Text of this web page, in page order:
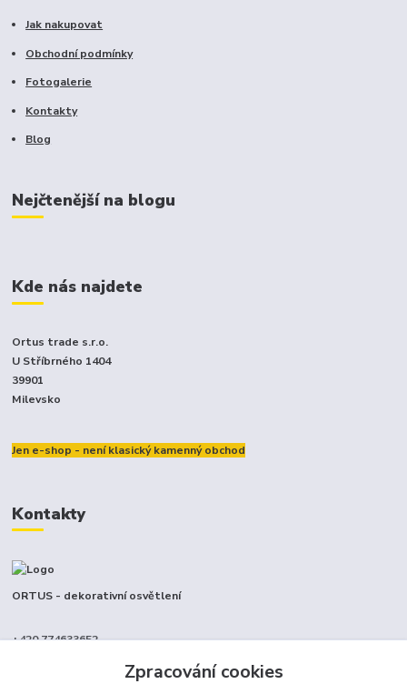
Jak nakupovat
Obchodní podmínky
Fotogalerie
Kontakty
Blog
Nejčtenější na blogu
Kde nás najdete
Ortus trade s.r.o.
U Stříbrného 1404
39901
Milevsko
Jen e-shop - není klasický kamenný obchod
Kontakty
ORTUS - dekorativní osvětlení
+420 774633652
Zpracování cookies